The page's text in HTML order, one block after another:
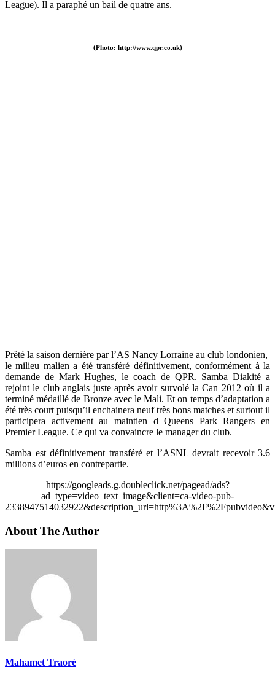
League). Il a paraphé un bail de quatre ans.
(Photo: http://www.qpr.co.uk)
Prêté la saison dernière par l’AS Nancy Lorraine au club londonien,
le milieu malien a été transféré définitivement, conformément à la
demande de Mark Hughes, le coach de QPR. Samba Diakité a
rejoint le club anglais juste après avoir survolé la Can 2012 où il a
terminé médaillé de Bronze avec le Mali. Et on temps d’adaptation a
été très court puisqu’il enchainera neuf très bons matches et surtout il
participera activement au maintien d Queens Park Rangers en
Premier League. Ce qui va convaincre le manager du club.
Samba est définitivement transféré et l’ASNL devrait recevoir 3.6
millions d’euros en contrepartie.
https://googleads.g.doubleclick.net/pagead/ads?
ad_type=video_text_image&client=ca-video-pub-
About The Author
Mahamet Traoré